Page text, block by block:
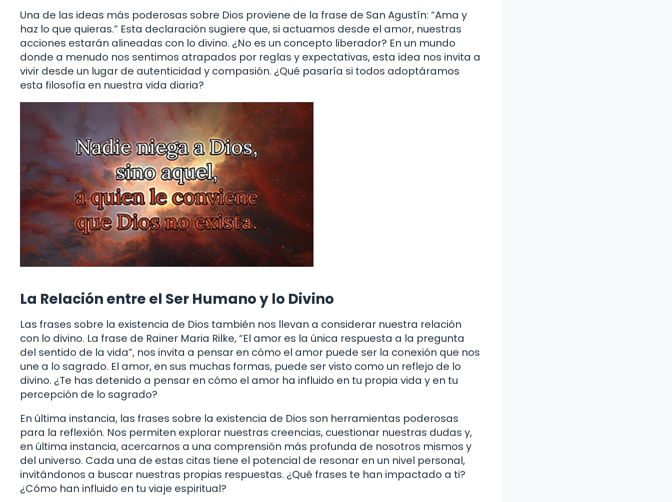
Una de las ideas más poderosas sobre Dios proviene de la frase de San Agustín: “Ama y
haz lo que quieras.” Esta declaración sugiere que, si actuamos desde el amor, nuestras
acciones estarán alineadas con lo divino. ¿No es un concepto liberador? En un mundo
donde a menudo nos sentimos atrapados por reglas y expectativas, esta idea nos invita a
vivir desde un lugar de autenticidad y compasión. ¿Qué pasaría si todos adoptáramos
esta filosofía en nuestra vida diaria?
La Relación entre el Ser Humano y lo Divino
Las frases sobre la existencia de Dios también nos llevan a considerar nuestra relación
con lo divino. La frase de Rainer Maria Rilke, “El amor es la única respuesta a la pregunta
del sentido de la vida”, nos invita a pensar en cómo el amor puede ser la conexión que nos
une a lo sagrado. El amor, en sus muchas formas, puede ser visto como un reflejo de lo
divino. ¿Te has detenido a pensar en cómo el amor ha influido en tu propia vida y en tu
percepción de lo sagrado?
En última instancia, las frases sobre la existencia de Dios son herramientas poderosas
para la reflexión. Nos permiten explorar nuestras creencias, cuestionar nuestras dudas y,
en última instancia, acercarnos a una comprensión más profunda de nosotros mismos y
del universo. Cada una de estas citas tiene el potencial de resonar en un nivel personal,
invitándonos a buscar nuestras propias respuestas. ¿Qué frases te han impactado a ti?
¿Cómo han influido en tu viaje espiritual?